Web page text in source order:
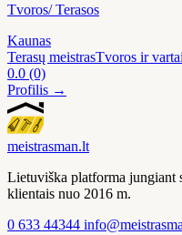
Tvoros/ Terasos
Kaunas
Terasų meistrasTvoros ir vartai
0.0 (0)
Profilis →
meistrasman.lt
Lietuviška platforma jungiant
klientais nuo 2016 m.
0 633 44344